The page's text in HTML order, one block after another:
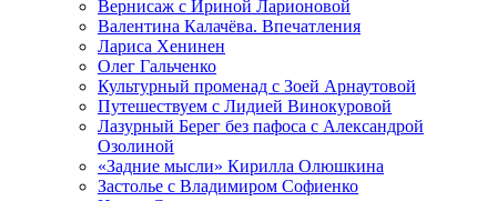
Вернисаж с Ириной Ларионовой
Валентина Калачёва. Впечатления
Лариса Хенинен
Олег Гальченко
Культурный променад с Зоей Арнаутовой
Путешествуем с Лидией Винокуровой
Лазурный Берег без пафоса с Александрой
Озолиной
«Задние мысли» Кирилла Олюшкина
Застолье с Владимиром Софиенко